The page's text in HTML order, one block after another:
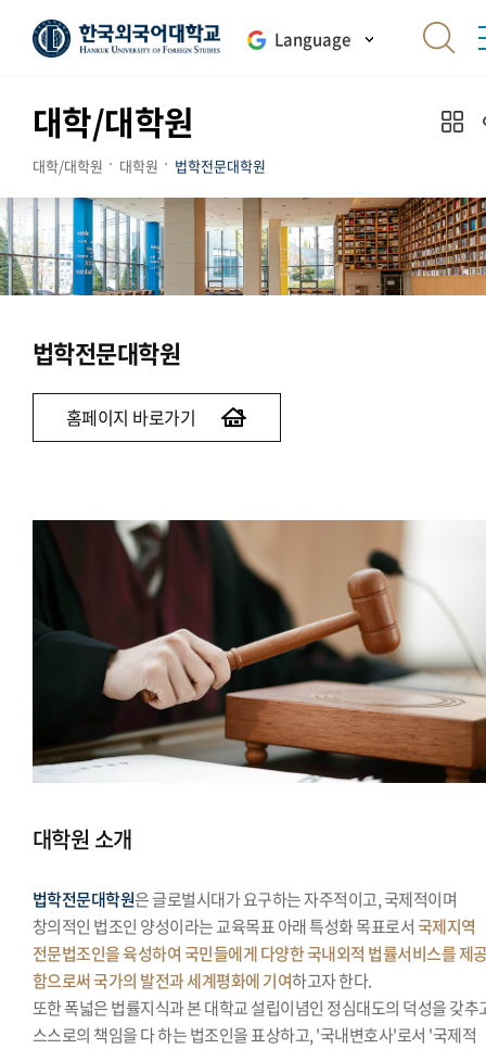
Language
대학/대학원
대학/대학원 대학원 법학전문대학원
법학전문대학원
홈페이지 바로가기
대학원 소개
법학전문대학원은 글로벌시대가 요구하는 자주적이고, 국제적이며
창의적인 법조인 양성이라는 교육목표 아래 특성화 목표로서국제지역
전문법조인을 육성하여 국민들에게 다양한 국내외적 법률서비스를 제
함으로써 국가의 발전과 세계평화에 기여하고자 한다.
또한 폭넓은 법률지식과 본 대학교 설립이념인 정심대도의 덕성을 갖추
스스로의 책임을 다 하는 법조인을 표상하고, '국내변호사'로서 '국제적